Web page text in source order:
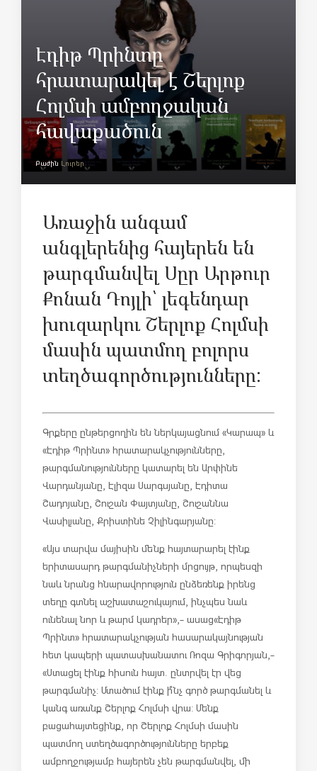
Էդիթ Պրինտը
հրատարակել է Շերլոք
Հոլմսի ամբողջական
հավաքածուն
Բաժին Լուրեր
Առաջին անգամ
անգլերենից հայերեն են
թարգմանվել Սըր Արթուր
Քոնան Դոյլի՝ լեգենդար
խուզարկու Շերլոք Հոլմսի
մասին պատմող բոլորս
տեղծագործությունները:
Գրքերը ընթերցողին են ներկայացնում «Կարապ» և
«Էդիթ Պրինտ» հրատարակչությունները,
թարգմանությունները կատարել են Արփինե
Վարդանյանը, Էլիզա Սարգսյանը, Էդիտա
Շադոյանը, Շուշան Փայտյանը, Շուշաննա
Վասիլյանը, Քրիստինե Չիլինգարյանը:
«Այս տարվա մայիսին մենք հայտարարել էինք
երիտասարդ թարգմանիչների մրցույթ, որպեսզի
նաև նրանց հնարավորություն ընձեռենք իրենց
տեղը գտնել աշխատաշուկայում, ինչպես նաև
ունենալ նոր և թարմ կադրեր»,- ասաց «Էդիթ
Պրինտ» հրատարակչության հասարակայնության
հետ կապերի պատասխանատու Ռոզա Գրիգորյան,-
«Ստացել էինք հիսուն հայտ. ընտրվել էր վեց
թարգմանիչ: Մտածում էինք ի՞նչ գործ թարգմանել և
կանգ առանք Շերլոք Հոլմսի վրա: Մենք
բացահայտեցինք, որ Շերլոք Հոլմսի մասին
պատմող ստեղծագործությունները երբեք
ամբողջությամբ հայերեն չեն թարգմանվել, մի